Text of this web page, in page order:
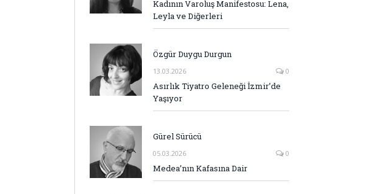
Kadının Varoluş Manifestosu: Lena,
Leyla ve Diğerleri
Özgür Duygu Durgun
13.03.2026 0
Asırlık Tiyatro Geleneği İzmir’de
Yaşıyor
Gürel Sürücü
05.03.2026 0
Medea’nın Kafasına Dair